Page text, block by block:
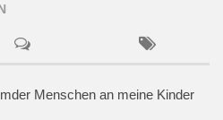
Menschen an meine Kinder